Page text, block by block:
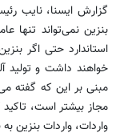
گزارش ایسنا، نایب
بنزین نمی‌تواند تنها
خواهند داشت و تولید
مبنی بر این که گفته
مجاز بیشتر است،
واردات، واردات بنزین